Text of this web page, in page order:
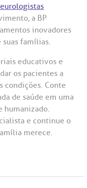
a BP
inovadores
famílias.
educativos e
os pacientes a
condições. Conte
de saúde em uma
humanizado.
e continue o
merece.